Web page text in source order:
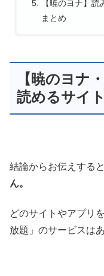
【暁のヨナ】
まとめ
【暁のヨナ
読めるサイ
結論からお伝えする
ん。
どのサイトやアプリ
放題」のサービスは